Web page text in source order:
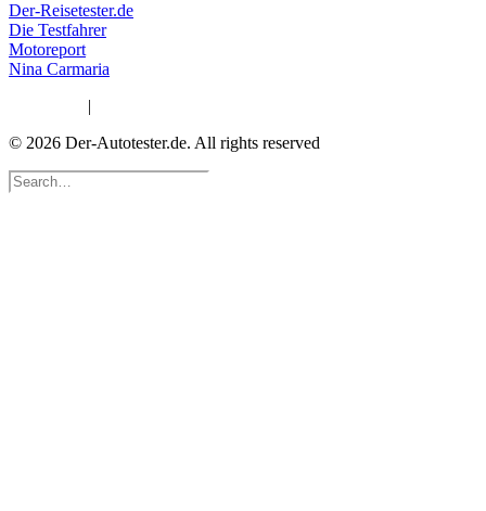
Der-Reisetester.de
Die Testfahrer
Motoreport
Nina Carmaria
|
© 2026 Der-Autotester.de. All rights reserved